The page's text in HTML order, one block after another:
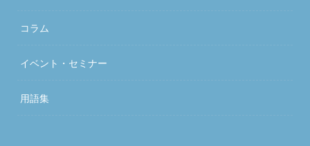
コラム
イベント・セミナー
用語集